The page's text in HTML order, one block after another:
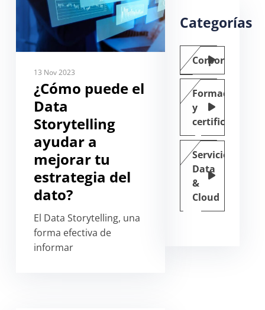
13 Nov 2023
¿Cómo puede el
Data
Storytelling
ayudar a
mejorar tu
estrategia del
dato?
El Data Storytelling, una
forma efectiva de
informar
Categorías
Corporate
Formación
y
certificación
Servicios
Data
&
Cloud